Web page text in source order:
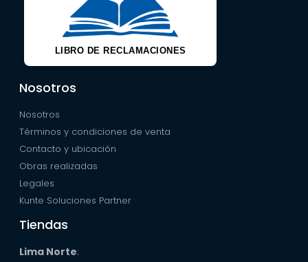
LIBRO DE RECLAMACIONES
Nosotros
Nosotros
Términos y condiciones de venta
Contacto y ubicación
Obras realizadas
Legales
Kunte Soluciones Partner
Tiendas
Lima Norte: